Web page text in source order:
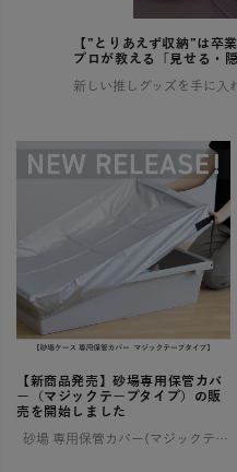
【”とりあえず収納”は卒
プロが教える「見せる・
【新商品発売】砂場専用保管カバ
ー（マジックテープタイプ）の販
売を開始しました
砂場 専用保管カバー(マジックテープタイプ) ご好評いただいていた【ララサーブル】砂場専用保管カバーが、このたび新登場！ よりお求めやすい価格でご用意しました。 ✨ 新モデルは片面マジックテープ仕様 お好み […]